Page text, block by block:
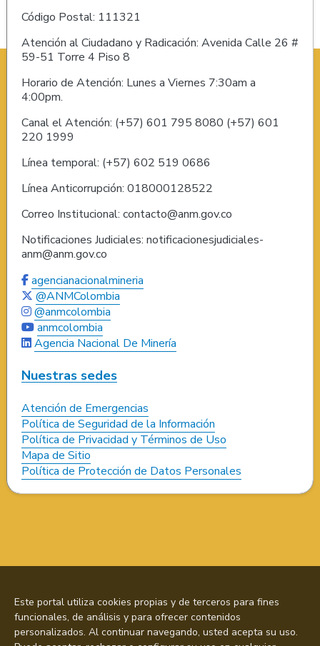
Código Postal: 111321
Atención al Ciudadano y Radicación: Avenida Calle 26 #
59-51 Torre 4 Piso 8
Horario de Atención: Lunes a Viernes 7:30am a
4:00pm.
Canal el Atención: (+57) 601 795 8080 (+57) 601
220 1999
Línea temporal: (+57) 602 519 0686
Línea Anticorrupción: 018000128522
Correo Institucional: contacto@anm.gov.co
Notificaciones Judiciales: notificacionesjudiciales-
anm@anm.gov.co
agencianacionalmineria
@ANMColombia
@anmcolombia
anmcolombia
Agencia Nacional De Minería
Nuestras sedes
Atención de Emergencias
Política de Seguridad de la Información
Política de Privacidad y Términos de Uso
Mapa de Sitio
Política de Protección de Datos Personales
Este portal utiliza cookies propias y de terceros para fines
funcionales, de análisis y para ofrecer contenidos
personalizados. Al continuar navegando, usted acepta su uso.